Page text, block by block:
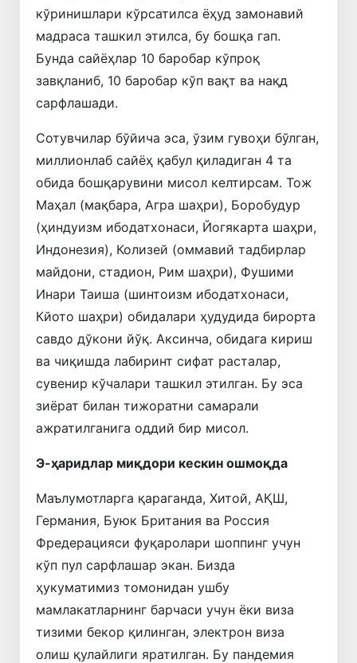
кўринишлари кўрсатилса ёҳуд замонавий
мадраса ташкил этилса, бу бошқа гап.
Бунда сайёҳлар 10 баробар кўпроқ
завқланиб, 10 баробар кўп вақт ва нақд
сарфлашади.
Сотувчилар бўйича эса, ўзим гувоҳи бўлган,
миллионлаб сайёҳ қабул қиладиган 4 та
обида бошқарувини мисол келтирсам. Тож
Маҳал (мақбара, Агра шаҳри), Боробудур
(ҳиндуизм ибодатхонаси, Йогякарта шаҳри,
Индонезия), Колизей (оммавий тадбирлар
майдони, стадион, Рим шаҳри), Фушими
Инари Таиша (шинтоизм ибодатхонаси,
Кйото шаҳри) обидалари ҳудудида бирорта
савдо дўкони йўқ. Аксинча, обидага кириш
ва чиқишда лабиринт сифат расталар,
сувенир кўчалари ташкил этилган. Бу эса
зиёрат билан тижоратни самарали
ажратилганига оддий бир мисол.
Э-ҳаридлар миқдори кескин ошмоқда
Маълумотларга қараганда, Хитой, АҚШ,
Германия, Буюк Британия ва Россия
Фредерацияси фуқаролари шоппинг учун
кўп пул сарфлашар экан. Бизда
ҳукуматимиз томонидан ушбу
мамлакатларнинг барчаси учун ёки виза
тизими бекор қилинган, электрон виза
олиш қулайлиги яратилган. Бу пандемия